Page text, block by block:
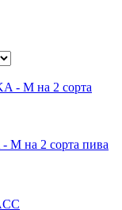
M на 2 сорта пива